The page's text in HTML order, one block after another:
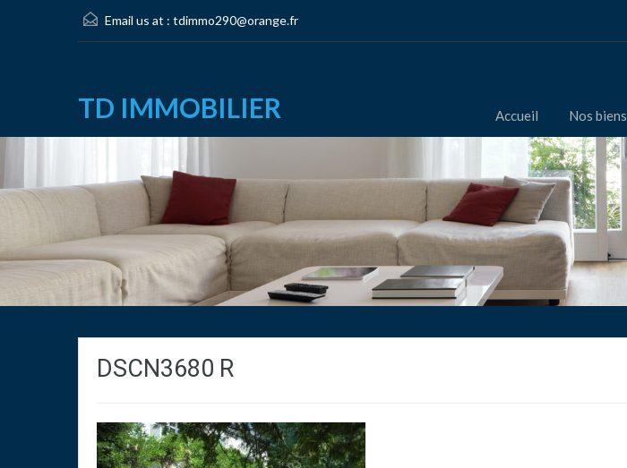
Email us at : tdimmo290@orange.fr
TD IMMOBILIER Accueil Nos biens
DSCN3680 R